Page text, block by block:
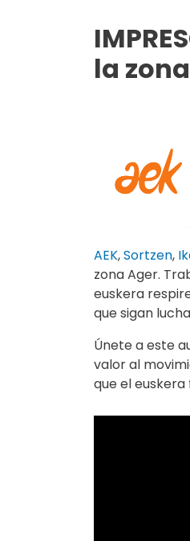
la
AEK,Sortzen,
zona Ager.
euskera
que sigan
Únete a este
valor al
que el